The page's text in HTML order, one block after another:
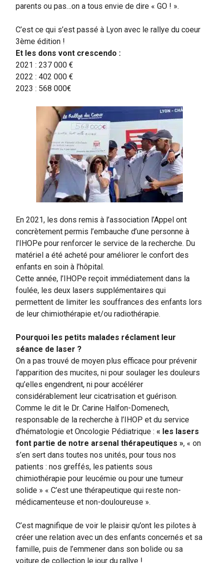
parents ou pas…on a tous envie de dire « GO ! ».
C’est ce qui s’est passé à Lyon avec le rallye du coeur
3ème édition !
Et les dons vont crescendo :
2021 : 237 000 €
2022 : 402 000 €
2023 : 568 000€
En 2021, les dons remis à l’association l’Appel ont
concrètement permis l’embauche d’une personne à
l’IHOPe pour renforcer le service de la recherche. Du
matériel a été acheté pour améliorer le confort des
enfants en soin à l’hôpital.
Cette année, l’IHOPe reçoit immédiatement dans la
foulée, les deux lasers supplémentaires qui
permettent de limiter les souffrances des enfants lors
de leur chimiothérapie et/ou radiothérapie.
Pourquoi les petits malades réclament leur
séance de laser ?
On a pas trouvé de moyen plus efficace pour prévenir
l’apparition des mucites, ni pour soulager les douleurs
qu’elles engendrent, ni pour accélérer
considérablement leur cicatrisation et guérison.
Comme le dit le Dr. Carine Halfon-Domenech,
responsable de la recherche à l’IHOP et du service
d’hématologie et Oncologie Pédiatrique : « les lasers
font partie de notre arsenal thérapeutiques », « on
s’en sert dans toutes nos unités, pour tous nos
patients : nos greffés, les patients sous
chimiothérapie pour leucémie ou pour une tumeur
solide » « C’est une thérapeutique qui reste non-
médicamenteuse et non-douloureuse ».
C’est magnifique de voir le plaisir qu’ont les pilotes à
créer une relation avec un des enfants concernés et sa
famille, puis de l’emmener dans son bolide ou sa
voiture de collection le jour du rallye !